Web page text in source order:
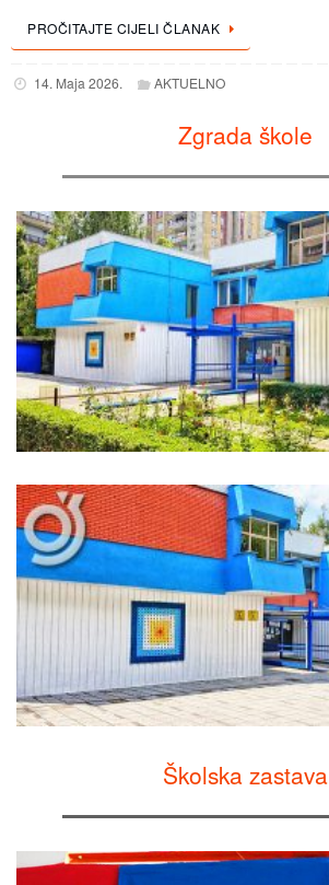
PROČITAJTE CIJELI ČLANAK
14. Maja 2026. AKTUELNO
Zgrada škole
Školska zastava